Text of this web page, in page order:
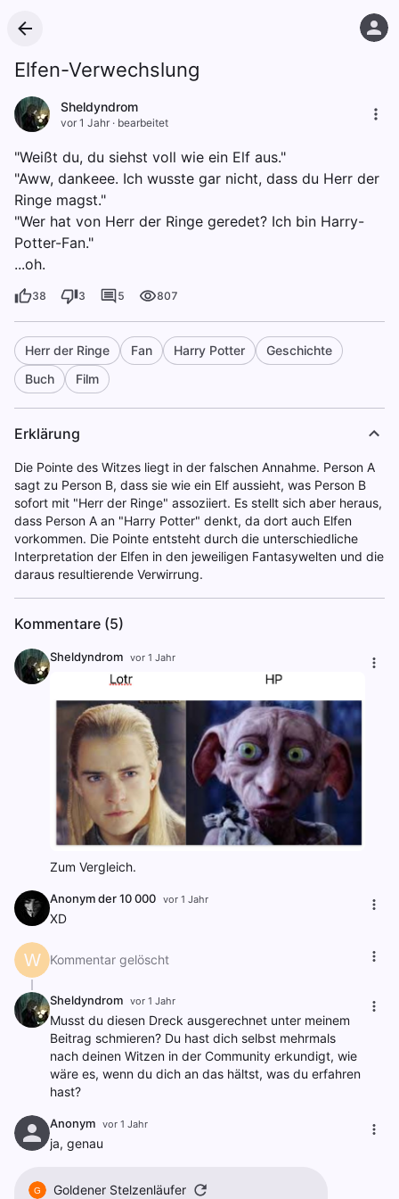
Elfen-Verwechslung
Sheldyndrom
vor 1 Jahr · bearbeitet
"Weißt du, du siehst voll wie ein Elf aus."
"Aww, dankeee. Ich wusste gar nicht, dass du Herr der
Ringe magst."
"Wer hat von Herr der Ringe geredet? Ich bin Harry-
Potter-Fan."
...oh.
38 3 5 807
Herr der Ringe Fan Harry Potter
Geschichte
Buch
Film
Erklärung
Die Pointe des Witzes liegt in der falschen Annahme. Person A
sagt zu Person B, dass sie wie ein Elf aussieht, was Person B
sofort mit "Herr der Ringe" assoziiert. Es stellt sich aber heraus,
dass Person A an "Harry Potter" denkt, da dort auch Elfen
vorkommen. Die Pointe entsteht durch die unterschiedliche
Interpretation der Elfen in den jeweiligen Fantasywelten und die
daraus resultierende Verwirrung.
Kommentare (5)
Sheldyndrom vor 1 Jahr
Zum Vergleich.
Anonym der 10 000 vor 1 Jahr
XD
W Kommentar gelöscht
Sheldyndrom vor 1 Jahr
Musst du diesen Dreck ausgerechnet unter meinem
Beitrag schmieren? Du hast dich selbst mehrmals
nach deinen Witzen in der Community erkundigt, wie
wäre es, wenn du dich an das hältst, was du erfahren
hast?
Anonym vor 1 Jahr
ja, genau
G Goldener Stelzenläufer